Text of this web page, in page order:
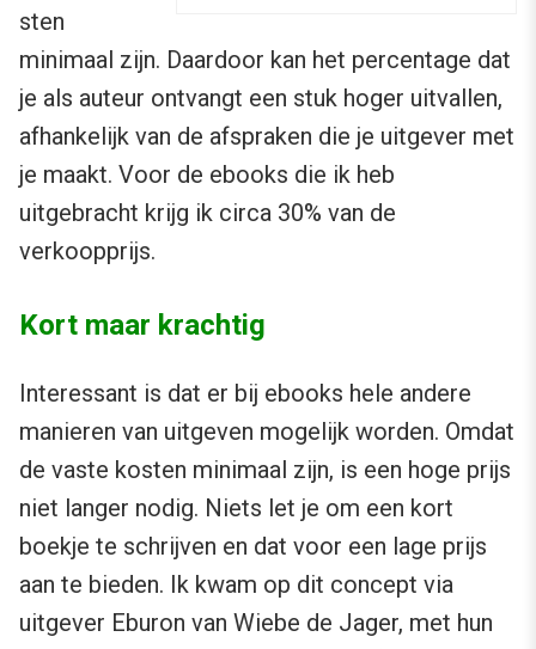
sten
minimaal zijn. Daardoor kan het percentage dat
je als auteur ontvangt een stuk hoger uitvallen,
afhankelijk van de afspraken die je uitgever met
je maakt. Voor de ebooks die ik heb
uitgebracht krijg ik circa 30% van de
verkoopprijs.
Kort maar krachtig
Interessant is dat er bij ebooks hele andere
manieren van uitgeven mogelijk worden. Omdat
de vaste kosten minimaal zijn, is een hoge prijs
niet langer nodig. Niets let je om een kort
boekje te schrijven en dat voor een lage prijs
aan te bieden. Ik kwam op dit concept via
uitgever Eburon van Wiebe de Jager, met hun